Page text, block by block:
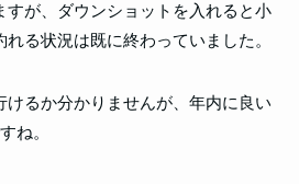
すが、ダウンショットを入れると小
る状況は既に終わっていました。
けるか分かりませんが、年内に良い
ね。